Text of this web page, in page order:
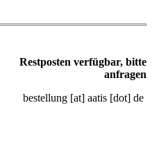
Restposten verfügbar, bitte
anfragen
bestellung [at] aatis [dot] de